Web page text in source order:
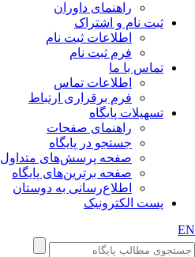
راهنمای داوران
ثبت نام و اشتراک
اطلاعات ثبت نام
فرم ثبت نام
تماس با ما
اطلاعات تماس
فرم برقراری ارتباط
تسهیلات پایگاه
راهنمای صفحات
جستجو در پایگاه
صفحه پرسش‌های متداول
صفحه برترین‌های پایگاه
اطلاع‌رسانی به دوستان
پست الکترونیک
EN